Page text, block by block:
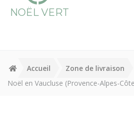
NOËL VERT
Accueil Zone de livraison
Noël en Vaucluse (Provence-Alpes-